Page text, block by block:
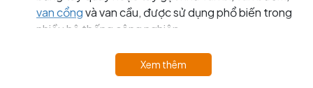
van cổngvà van cầu, được sử dụng phổ biến trong
nhiều hệ thống công nghiệp.
, van an toàn, van giảm áp hoạt động
tự động theo áp suất và lưu lượng của môi chất mà
Xem thêm